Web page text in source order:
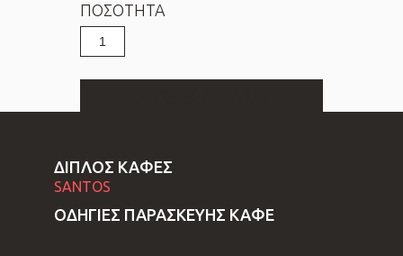
ΠΟΣΟΤΗΤΑ
Ελληνικός
καφές
ΔΙΠΛΟΣ ΚΑΦΕΣ
SANTOS
ΟΔΗΓΙΕΣ ΠΑΡΑΣΚΕΥΗΣ ΚΑΦΕ